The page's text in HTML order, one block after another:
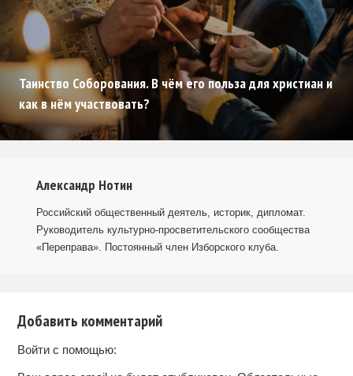
Таинство Соборования. В чём его польза для христиан и
как в нём участвовать?
Александр Нотин
Российский общественный деятель, историк, дипломат.
Руководитель культурно-просветительского сообщества
«Переправа». Постоянный член Изборского клуба.
Добавить комментарий
Войти с помощью: